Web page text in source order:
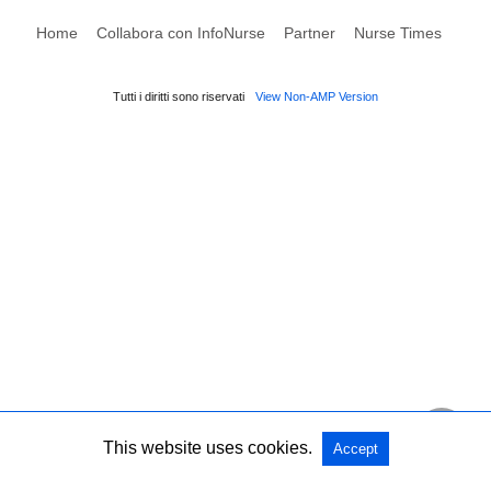
Home Collabora con InfoNurse Partner Nurse Times
Tutti i diritti sono riservati View Non-AMP Version
This website uses cookies. Accept